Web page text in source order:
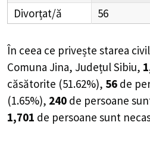
Divorțat/ă
56
În ceea ce privește starea
Comuna Jina, Județul Sibiu,
căsătorite (51.62%), 56 de
(1.65%), 240 de persoane
1,701 de persoane sunt